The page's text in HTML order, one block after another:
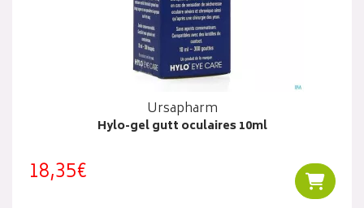
Ursapharm
Hylo-gel gutt oculaires 10ml
18,35€